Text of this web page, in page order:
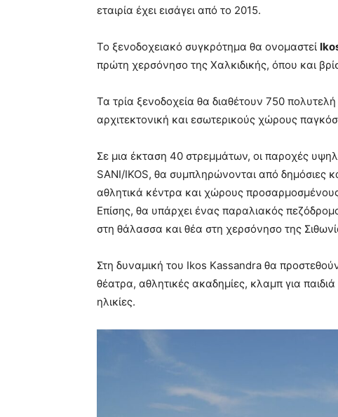
εταιρία έχει εισάγει από το 2015.
Το ξενοδοχειακό συγκρότημα θα ονομαστεί
πρώτη χερσόνησο της Χαλκιδικής, όπου και
Τα τρία ξενοδοχεία θα διαθέτουν 750
αρχιτεκτονική και εσωτερικούς χώρους
Σε μια έκταση 40 στρεμμάτων, οι παροχές
SANI/IKOS, θα συμπληρώνονται από δημόσιες
αθλητικά κέντρα και χώρους προσαρμοσμένους
Επίσης, θα υπάρχει ένας παραλιακός
στη θάλασσα και θέα στη χερσόνησο της
Στη δυναμική του Ikos Kassandra θα
θέατρα, αθλητικές ακαδημίες, κλαμπ για
ηλικίες.